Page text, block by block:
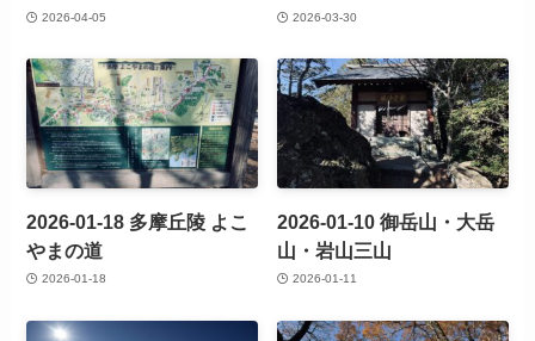
2026-04-05 2026-03-30
2026-01-18 多摩丘陵 よこ
やまの道
2026-01-18
2026-01-10 御岳山・大岳
山・岩山三山
2026-01-11